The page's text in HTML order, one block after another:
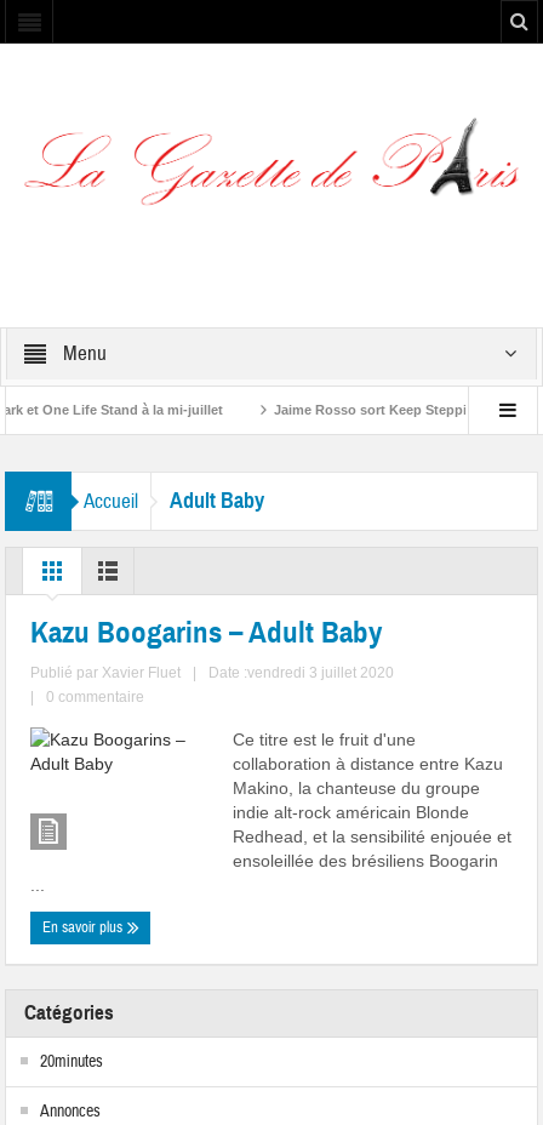
Menu
et One Life Stand à la mi-juillet Jaime Rosso sort Keep Stepping, son
Accueil Adult Baby
Kazu Boogarins – Adult Baby
Publié par Xavier Fluet
Date :vendredi 3 juillet 2020
0 commentaire
Ce titre est le fruit d'une
collaboration à distance entre Kazu
Makino, la chanteuse du groupe
indie alt-rock américain Blonde
Redhead, et la sensibilité enjouée et
ensoleillée des brésiliens Boogarin
En savoir plus
Catégories
20minutes
Annonces